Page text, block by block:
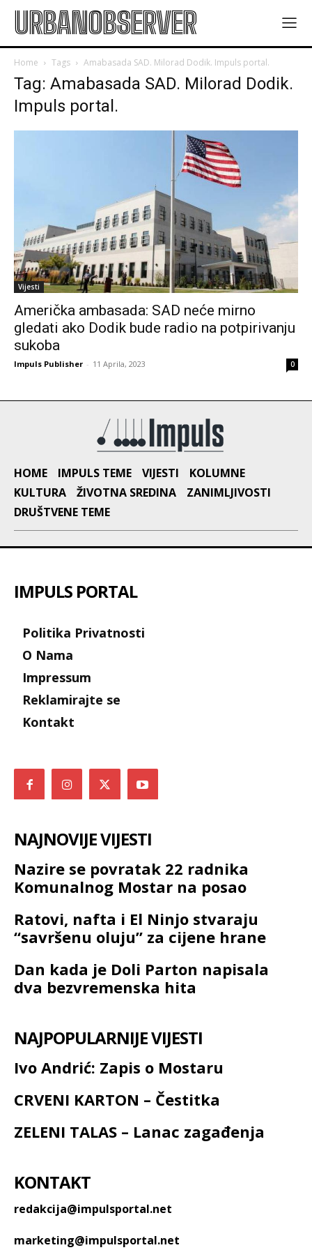
URBANOBSERVER
Home Tags Amabasada SAD. Milorad Dodik. Impuls portal.
Tag: Amabasada SAD. Milorad Dodik.
Impuls portal.
Vijesti
Američka ambasada: SAD neće mirno
gledati ako Dodik bude radio na potpirivanju
sukoba
Impuls Publisher - 11 Aprila, 2023 0
HOME IMPULS TEME VIJESTI
KOLUMNE
KULTURA
ŽIVOTNA SREDINA
ZANIMLJIVOSTI
DRUŠTVENE TEME
IMPULS PORTAL
Politika Privatnosti
O Nama
Impressum
Reklamirajte se
Kontakt
NAJNOVIJE VIJESTI
Nazire se povratak 22 radnika
Komunalnog Mostar na posao
Ratovi, nafta i El Ninjo stvaraju
“savršenu oluju” za cijene hrane
Dan kada je Doli Parton napisala
dva bezvremenska hita
NAJPOPULARNIJE VIJESTI
Ivo Andrić: Zapis o Mostaru
CRVENI KARTON – Čestitka
ZELENI TALAS – Lanac zagađenja
KONTAKT
redakcija@impulsportal.net
marketing@impulsportal.net